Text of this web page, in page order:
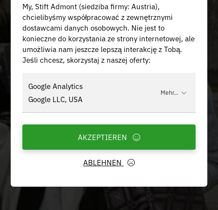
My, Stift Admont (siedziba firmy: Austria),
chcielibyśmy współpracować z zewnętrznymi
dostawcami danych osobowych. Nie jest to
konieczne do korzystania ze strony internetowej, ale
umożliwia nam jeszcze lepszą interakcję z Tobą.
Jeśli chcesz, skorzystaj z naszej oferty:
Google Analytics
Google LLC, USA
Mehr...
ABLEHNEN
AKZEPTIEREN